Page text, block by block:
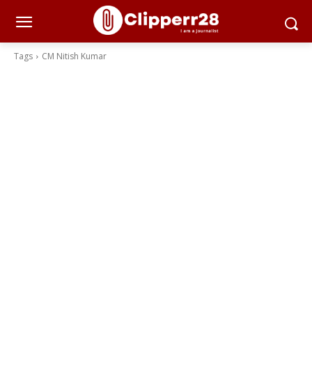
Tags CM Nitish Kumar